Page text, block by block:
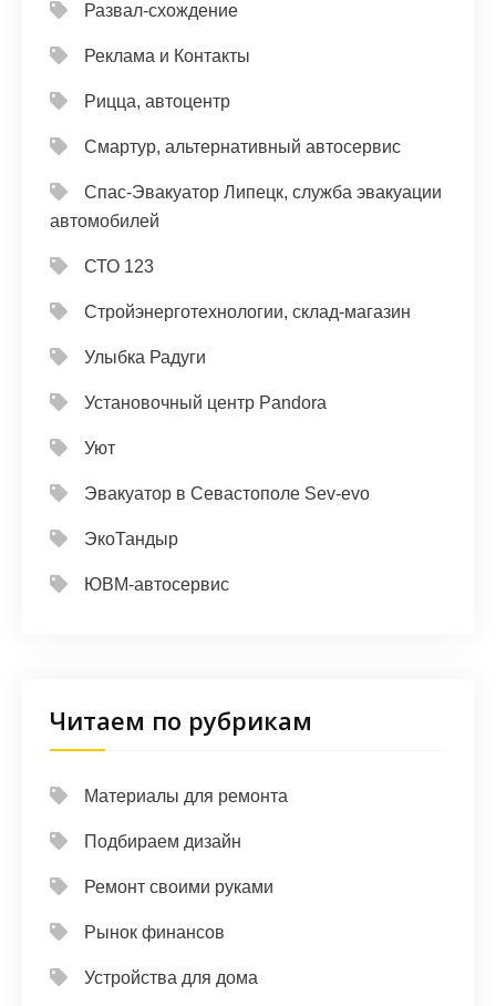
Развал-схождение
Реклама и Контакты
Рицца, автоцентр
Смартур, альтернативный автосервис
Спас-Эвакуатор Липецк, служба эвакуации
автомобилей
СТО 123
Стройэнерготехнологии, склад-магазин
Улыбка Радуги
Установочный центр Pandora
Уют
Эвакуатор в Севастополе Sev-evo
ЭкоТандыр
ЮВМ-автосервис
Читаем по рубрикам
Материалы для ремонта
Подбираем дизайн
Ремонт своими руками
Рынок финансов
Устройства для дома